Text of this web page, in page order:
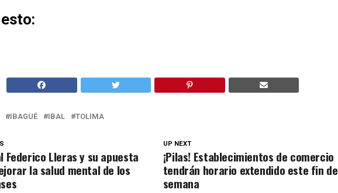
IBAGUÉ IBAL TOLIMA
UP NEXT
¡Pilas! Establecimientos de comercio
tendrán horario extendido este fin de
semana
Federico Lleras y su apuesta
la salud mental de los